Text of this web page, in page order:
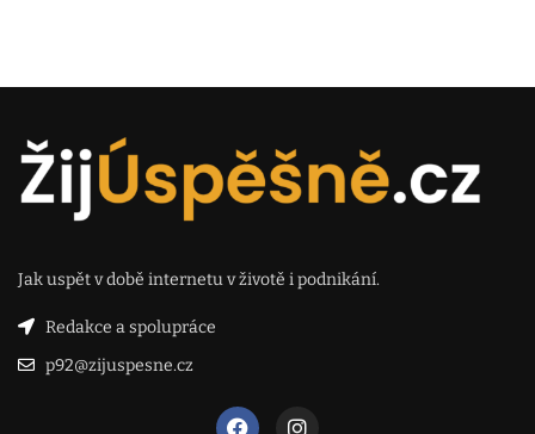
Jak uspět v době internetu v životě i podnikání.
Redakce a spolupráce
p92@zijuspesne.cz